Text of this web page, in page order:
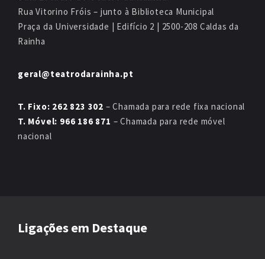
Rua Vitorino Fróis – junto à Biblioteca Municipal
Praça da Universidade | Edifício 2 | 2500-208 Caldas da
Rainha
geral@teatrodarainha.pt
T. Fixo: 262 823 302 – Chamada para rede fixa nacional
T. Móvel: 966 186 871 – Chamada para rede móvel
nacional
Ligações em Destaque